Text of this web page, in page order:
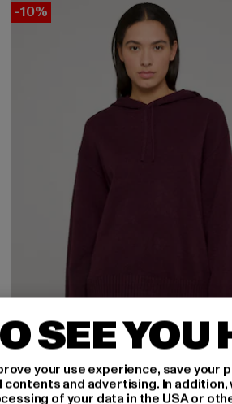
-10%
SEE YOU
your use experience, save your
and advertising. In
of your data in the USA or